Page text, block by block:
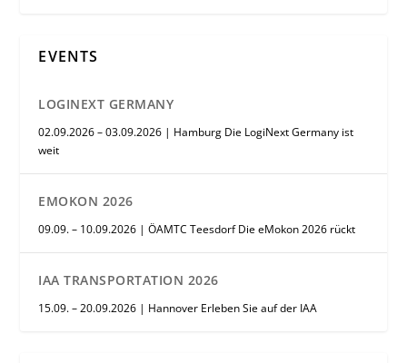
EVENTS
LOGINEXT GERMANY
02.09.2026 – 03.09.2026 | Hamburg Die LogiNext Germany ist
weit
EMOKON 2026
09.09. – 10.09.2026 | ÖAMTC Teesdorf Die eMokon 2026 rückt
IAA TRANSPORTATION 2026
15.09. – 20.09.2026 | Hannover Erleben Sie auf der IAA